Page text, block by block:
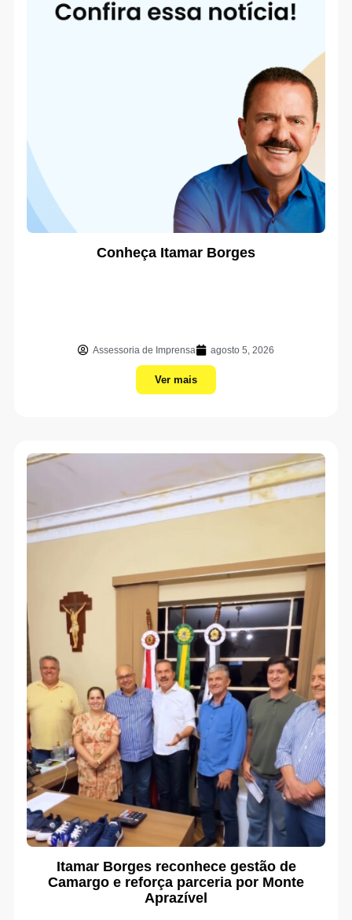
Conheça Itamar Borges
Assessoria de Imprensa agosto 5, 2026
Ver mais
Itamar Borges reconhece gestão de
Camargo e reforça parceria por Monte
Aprazível